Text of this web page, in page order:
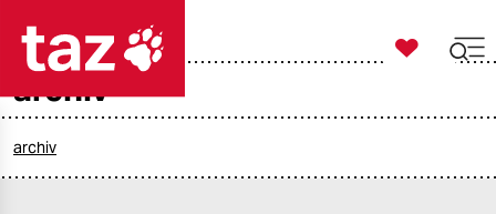

taz zahl ich
archiv
archiv